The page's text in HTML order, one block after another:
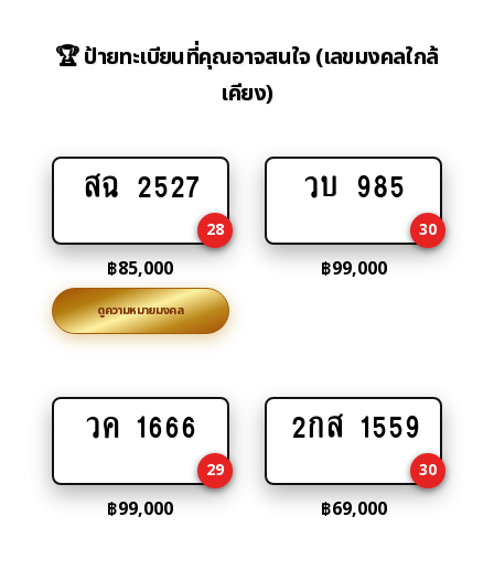
🏆 ป้ายทะเบียนที่คุณอาจสนใจ (เลขมงคลใกล้
เคียง)
Add
cart
สฉ 2527
28
฿85,000
ดูความหมายมงคล
Add
cart
วบ 985
30
฿99,000
Add
cart
วค 1666
29
฿99,000
Add
cart
2กส 1559
30
฿69,000